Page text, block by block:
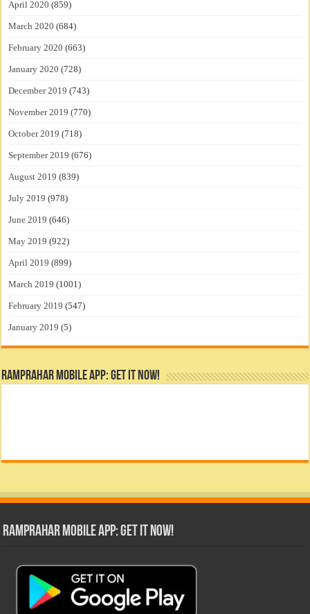
April 2020 (859)
March 2020 (684)
February 2020 (663)
January 2020 (728)
December 2019 (743)
November 2019 (770)
October 2019 (718)
September 2019 (676)
August 2019 (839)
July 2019 (978)
June 2019 (646)
May 2019 (922)
April 2019 (899)
March 2019 (1001)
February 2019 (547)
January 2019 (5)
RamPrahar Mobile App: Get it Now!
RamPrahar Mobile App: Get it Now!